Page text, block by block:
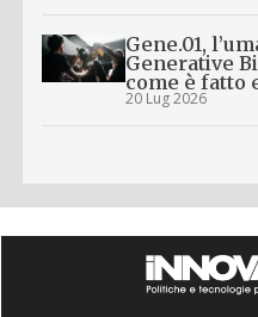
Gene.01,
Generative
come è fatto
20 Lug 2026